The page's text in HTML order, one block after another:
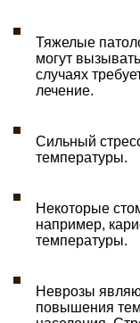
Тяжелые
могут
случаях
лечение.
Сильный
температуры.
Некоторые
например,
температуры.
Неврозы
повышения